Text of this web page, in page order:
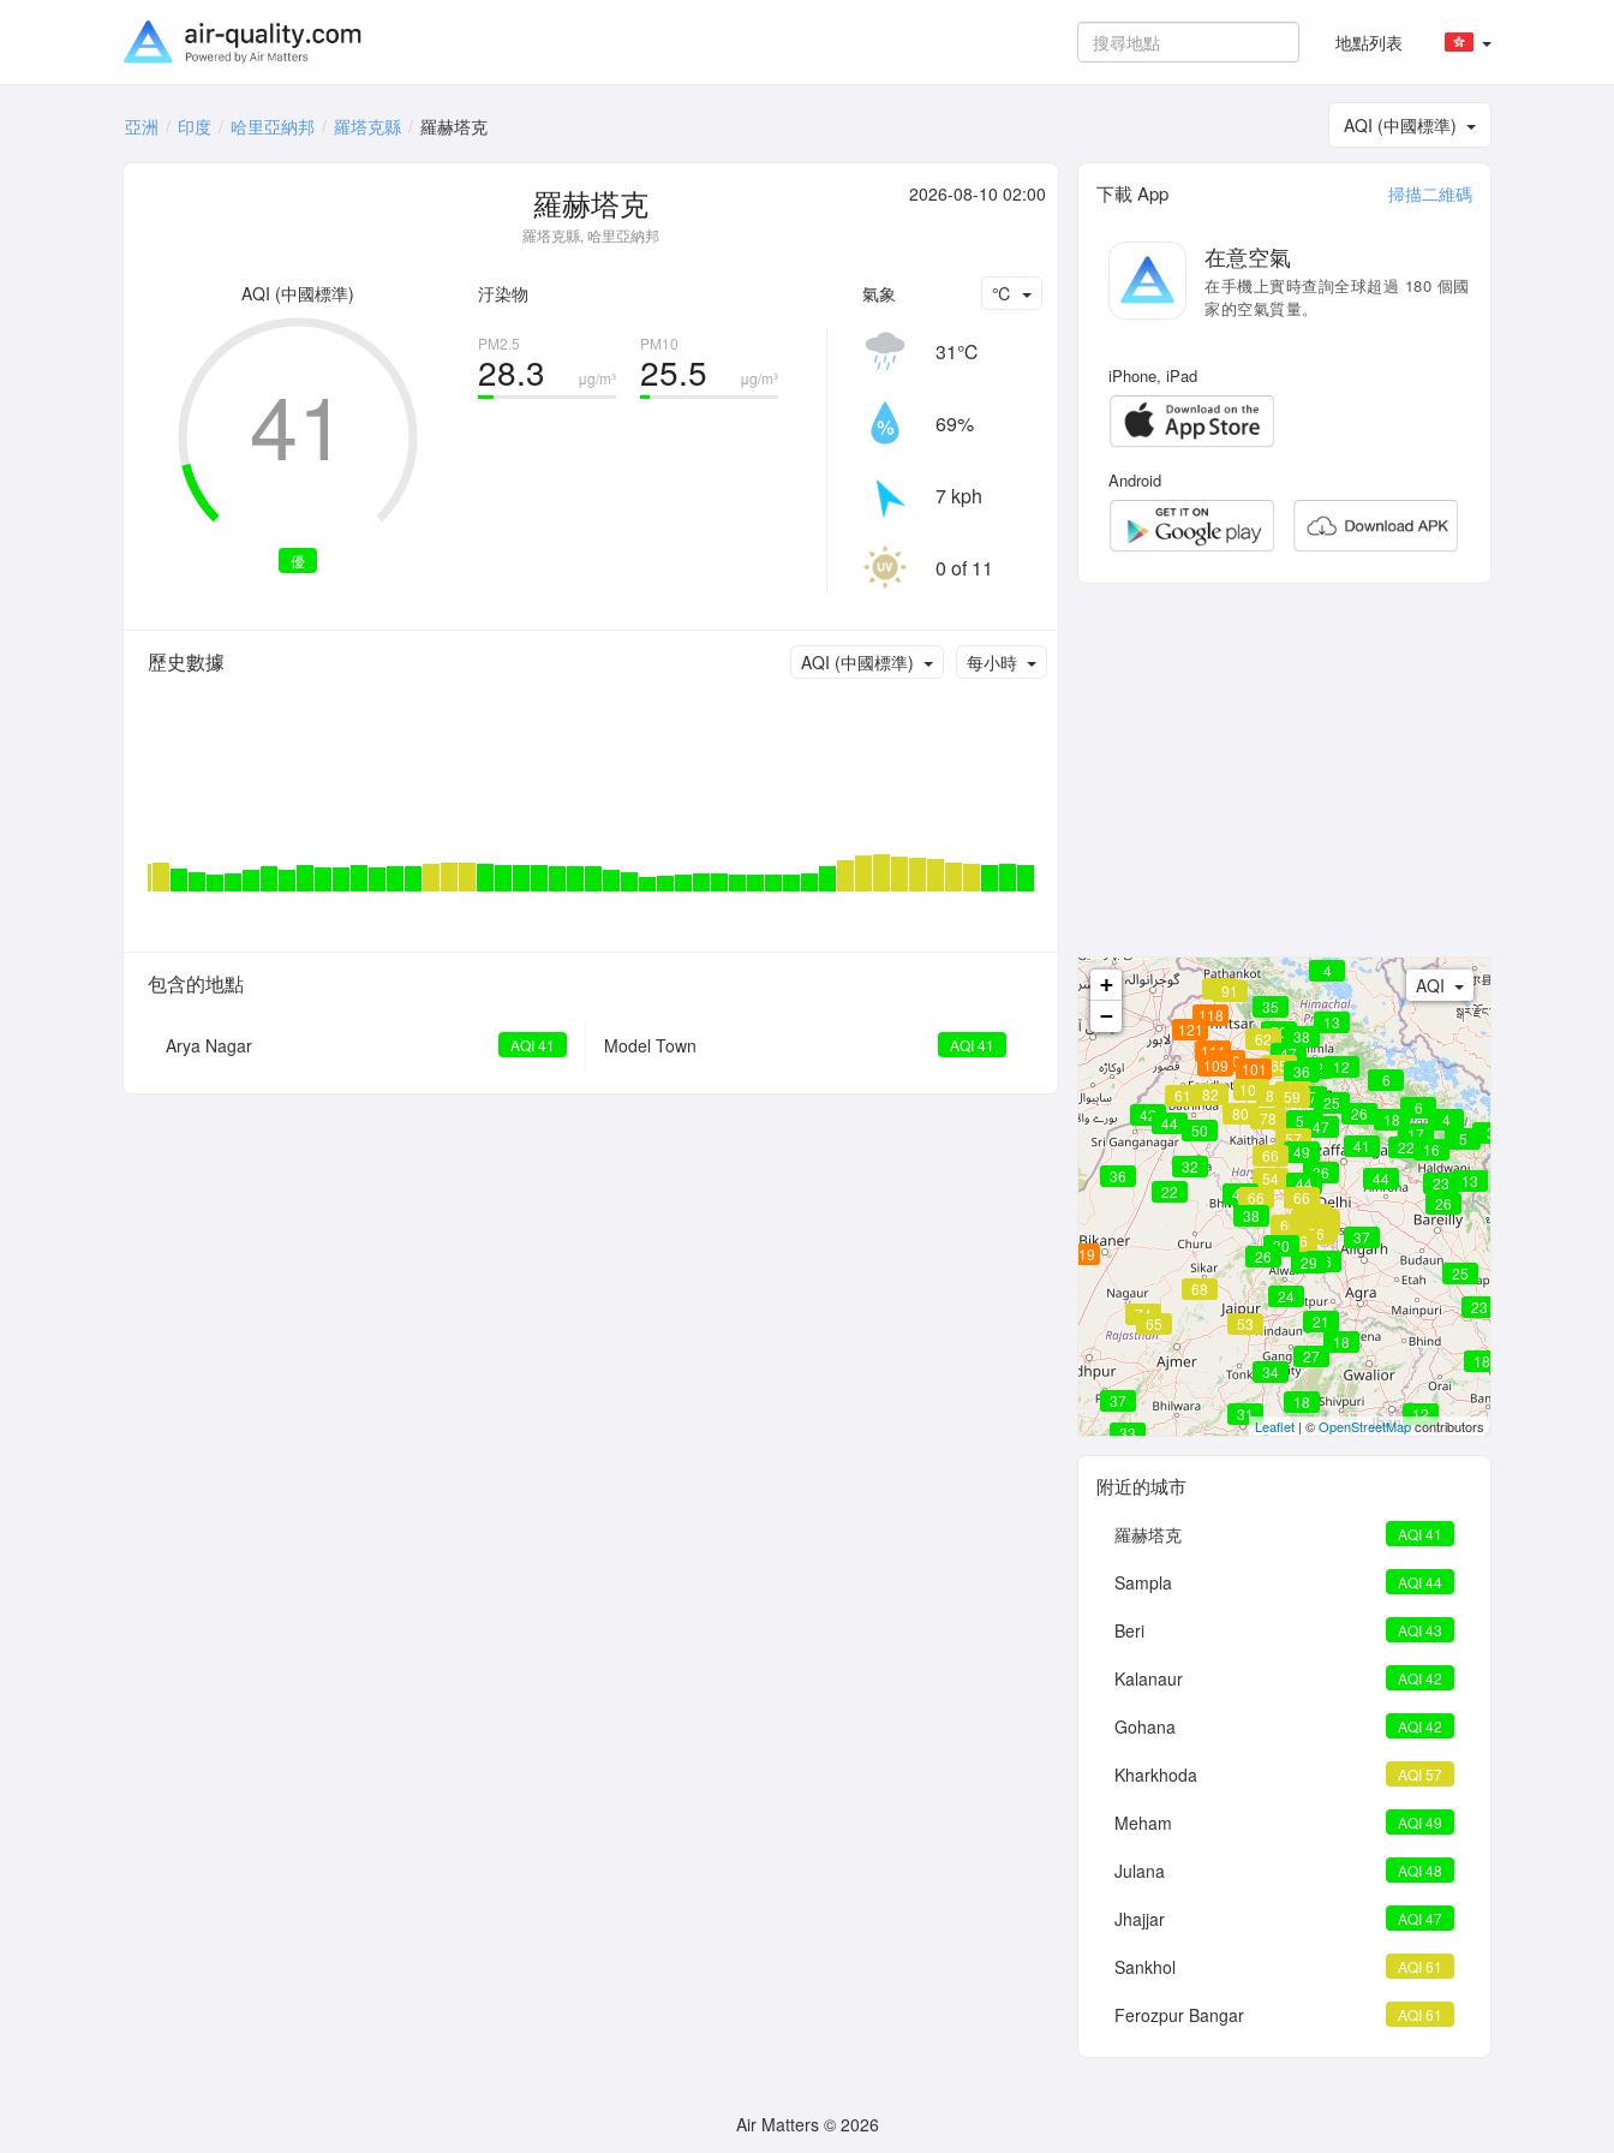
地點列表
亞洲 印度 哈里亞納邦 羅塔克縣 羅赫塔克 AQI (中國標準)
羅赫塔克
羅塔克縣, 哈里亞納邦
2026-08-10 02:00
AQI (中國標準)
優
41
汙染物
PM2.5
μg/m³
28.3
PM10
μg/m³
25.5
氣象 ℃
31℃
69%
7 kph
0 of 11
歷史數據 每小時
AQI (中國標準)
包含的地點
Arya Nagar AQI 41 Model Town AQI 41
下載 App 掃描二維碼
在意空氣
在手機上實時查詢全球超過 180 個國
家的空氣質量。
iPhone, iPad
Android
AQI
65
66
109
59
17
22
12
36
66
78
59
6
47
25
66
68
44
65
5
4
44
66
18
66
110
23
38
66
74
47
84
3
62
66
50
82
13
50
119
37
121
26
32
91
6
12
66
27
66
100
18
36
66
37
57
44
22
13
34
38
101
4
35
66
26
80
16
25
36
49
81
41
18
21
29
42 26
37
31
54
61
30
111
23
24
36
118
53
45
59
33
22
50
18
+
−
Leaflet| ©OpenStreetMapcontributors
附近的城市
羅赫塔克 AQI 41
Sampla AQI 44
Beri AQI 43
Kalanaur AQI 42
Gohana AQI 42
Kharkhoda AQI 57
Meham AQI 49
Julana AQI 48
Jhajjar AQI 47
Sankhol AQI 61
Ferozpur Bangar AQI 61
Air Matters © 2026